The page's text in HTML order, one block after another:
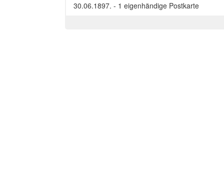
30.06.1897. - 1 eigenhändige Postkarte